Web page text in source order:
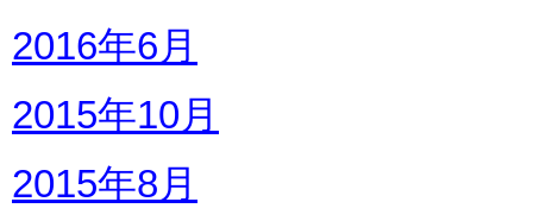
2016年6月
2015年10月
2015年8月